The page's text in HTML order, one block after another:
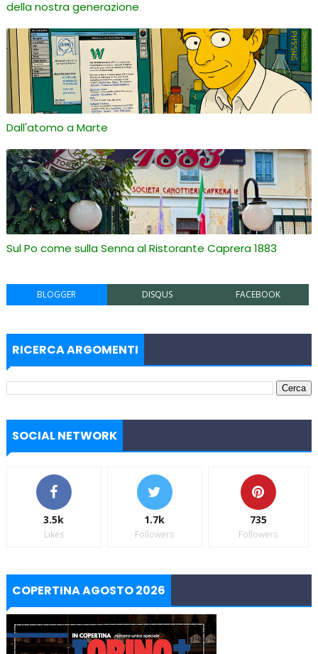
della nostra generazione
Dall'atomo a Marte
Sul Po come sulla Senna al Ristorante Caprera 1883
BLOGGER DISQUS FACEBOOK
RICERCA ARGOMENTI
SOCIAL NETWORK
3.5k
Likes
1.7k
Followers
735
Followers
COPERTINA AGOSTO 2026